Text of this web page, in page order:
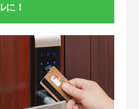
に！